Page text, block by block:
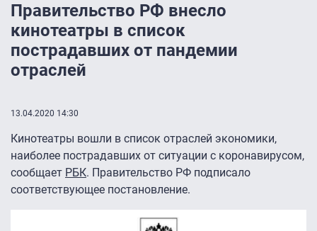
Правительство РФ внесло
кинотеатры в список
пострадавших от пандемии
отраслей
13.04.2020 14:30
Кинотеатры вошли в список отраслей экономики,
наиболее пострадавших от ситуации с коронавирусом,
сообщает РБК. Правительство РФ подписало
соответствующее постановление.